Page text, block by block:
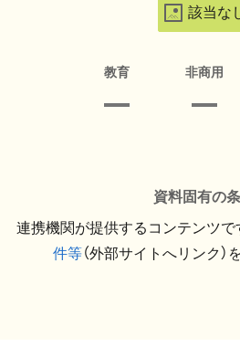
該当な
教育 非商用
資料固有の
連携機関が提供するコンテンツで
件等（外部サイトへリンク）